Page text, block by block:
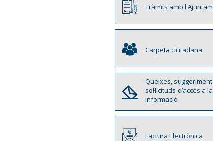
Tràmits amb
Carpeta ciutadana
Queixes,
sol·licituds d’accés a la
informació
Factura Electrònica